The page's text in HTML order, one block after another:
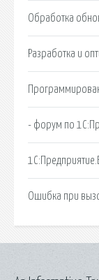
Обработка
Разработка и
- форум по
Ошибка при